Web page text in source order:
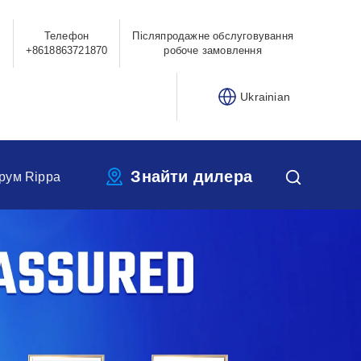
Телефон
+8618863721870
Післяпродажне обслуговування
робоче замовлення
Ukrainian
Rippa Знайти дилера